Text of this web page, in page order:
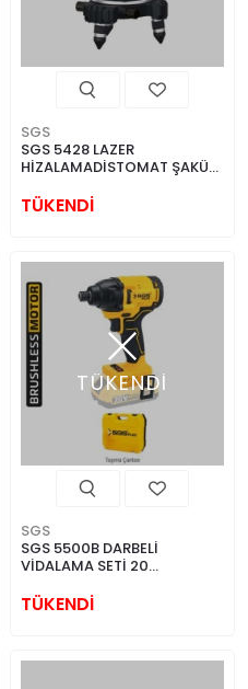
SGS
SGS 5428 LAZER
HİZALAMADİSTOMAT ŞAKÜL
TÜKENDİ
TÜKENDİ
SGS
SGS 5500B DARBELİ
VİDALAMA SETİ 20
MOTOR)
TÜKENDİ